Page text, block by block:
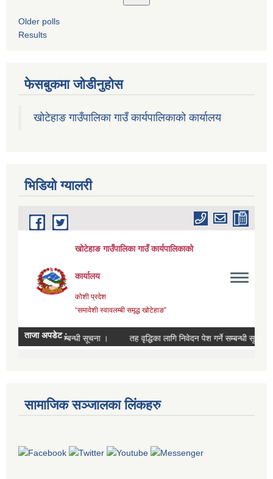
Older polls
Results
फेसबुकमा जोडीनुहोस
खोटेहाङ गाउँपालिका गाउँ कार्यपालिकाको कार्यालय
भिडियाे ग्यालरी
सामाजिक सञ्जालका लिंकहरु